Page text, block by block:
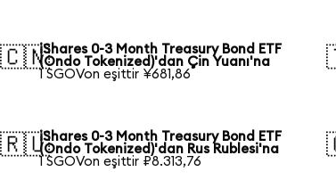
🇨🇳iShares 0-3 Month Treasury Bond ETF
(Ondo Tokenized)'dan Çin Yuanı'na
1 SGOVon eşittir ¥681,86
🇷🇺iShares 0-3 Month Treasury Bond ETF
(Ondo Tokenized)'dan Rus Rublesi'na
1 SGOVon eşittir ₽8.313,76